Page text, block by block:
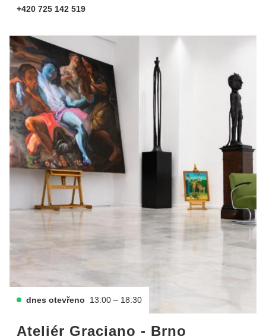
+420 725 142 519
dnes otevřeno 13:00 – 18:30
Ateliér Graciano - Brno